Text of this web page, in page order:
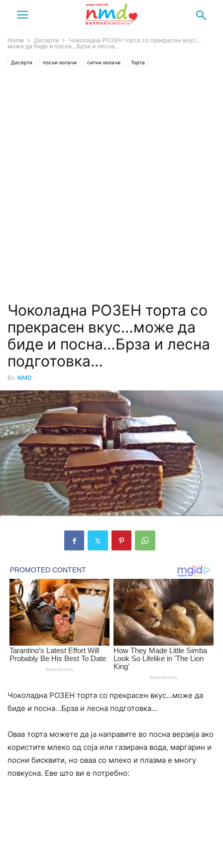
Home Десерти
Чоколадна РОЗЕН торта со прекрасен вкус…
може да биде и посна…Брза и лесна...
Десерти посни колачи ситни колачи Торта
Чоколадна РОЗЕН торта со
прекрасен вкус…може да
биде и посна…Брза и лесна
подготовка…
By NMD -
Чоколадна РОЗЕН торта со прекрасен вкус…може да
биде и посна…Брза и лесна подготовка…
Оваа торта можете да ја направите во посна верзија ако
користите млеко од соја или газирана вода, маргарин и
посни бисквити, но оваа со млеко и плазма е многу
повкусна. Еве што ви е потребно: